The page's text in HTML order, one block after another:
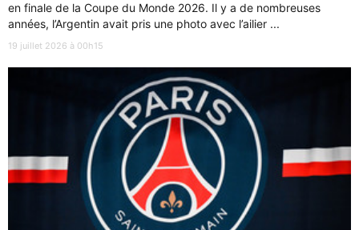
en finale de la Coupe du Monde 2026. Il y a de nombreuses
années, l’Argentin avait pris une photo avec l’ailier ...
19 juillet 2026 à 00h15